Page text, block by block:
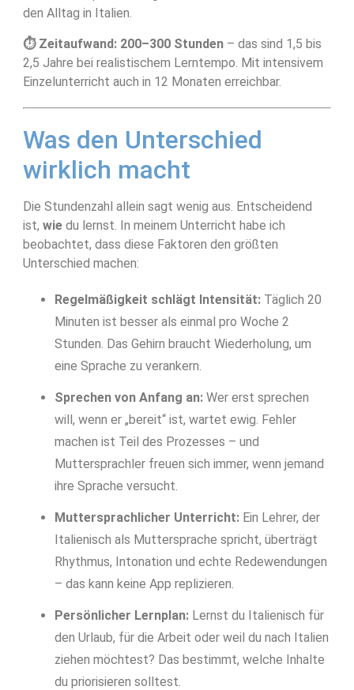
den Alltag in Italien.
⏱ Zeitaufwand: 200–300 Stunden– das sind 1,5 bis
2,5 Jahre bei realistischem Lerntempo. Mit intensivem
Einzelunterricht auch in 12 Monaten erreichbar.
Was den Unterschied
wirklich macht
Die Stundenzahl allein sagt wenig aus. Entscheidend
ist, wiedu lernst. In meinem Unterricht habe ich
beobachtet, dass diese Faktoren den größten
Unterschied machen:
Regelmäßigkeit schlägt Intensität:Täglich 20
Minuten ist besser als einmal pro Woche 2
Stunden. Das Gehirn braucht Wiederholung, um
eine Sprache zu verankern.
Sprechen von Anfang an:Wer erst sprechen
will, wenn er „bereit“ ist, wartet ewig. Fehler
machen ist Teil des Prozesses – und
Muttersprachler freuen sich immer, wenn jemand
ihre Sprache versucht.
Muttersprachlicher Unterricht:Ein Lehrer, der
Italienisch als Muttersprache spricht, überträgt
Rhythmus, Intonation und echte Redewendungen
– das kann keine App replizieren.
Persönlicher Lernplan:Lernst du Italienisch für
den Urlaub, für die Arbeit oder weil du nach Italien
ziehen möchtest? Das bestimmt, welche Inhalte
du priorisieren solltest.